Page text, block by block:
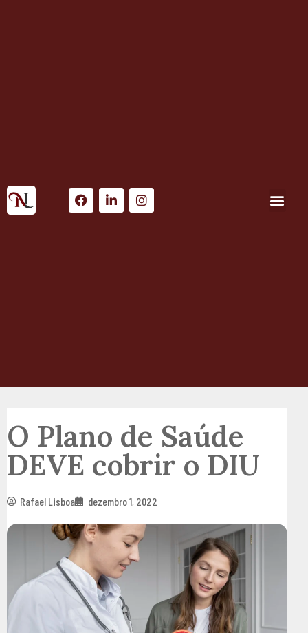
O Plano de Saúde
DEVE cobrir o DIU
Rafael Lisboa dezembro 1, 2022